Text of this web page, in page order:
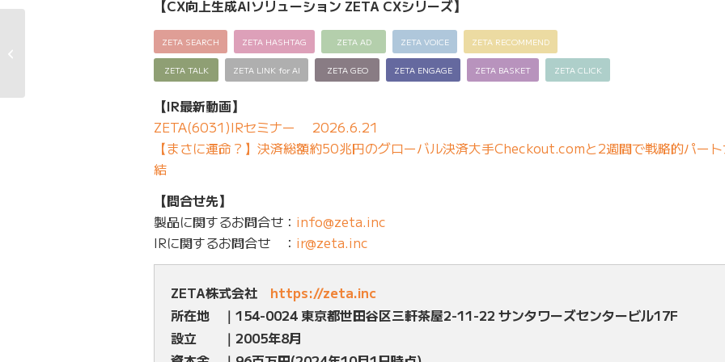
【CX向上生成AIソリューション ZETA CXシリーズ】
ZETA SEARCH ZETA HASHTAG ZETA AD ZETA VOICE ZETA RECOMMEND
ZETA TALK ZETA LINK for AI ZETA GEO ZETA ENGAGE ZETA BASKET ZETA CLICK
【IR最新動画】
ZETA(6031)IRセミナー 2026.6.21
【まさに運命？】決済総額約50兆円のグローバル決済大手Checkout.comと2週間で戦略的パー
結
【問合せ先】
製品に関するお問合せ： info@zeta.inc
IRに関するお問合せ ： ir@zeta.inc
ZETA株式会社 https://zeta.inc
所在地 ｜154-0024 東京都世田谷区三軒茶屋2-11-22 サンタワーズセンタービル17F
設立 ｜2005年8月